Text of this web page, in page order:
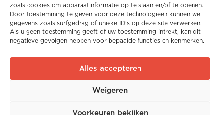
zoals cookies om apparaatinformatie op te slaan en/of te openen.
Door toestemming te geven voor deze technologieën kunnen we
gegevens zoals surfgedrag of unieke ID's op deze site verwerken.
Als u geen toestemming geeft of uw toestemming intrekt, kan dit
negatieve gevolgen hebben voor bepaalde functies en kenmerken.
Alles accepteren
Weigeren
Voorkeuren bekijken
Copyright © H&MV Engineering. Alle rechten
voorbehouden.
Website door Avalanche